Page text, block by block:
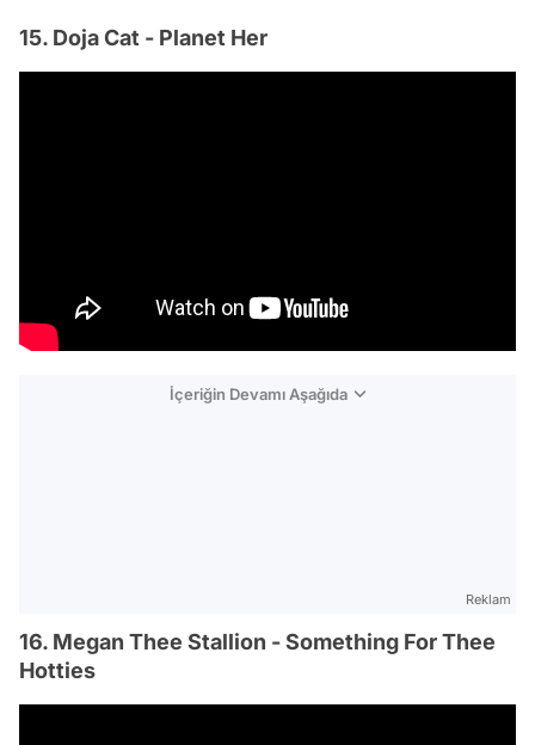
15. Doja Cat - Planet Her
İçeriğin Devamı Aşağıda
Reklam
16. Megan Thee Stallion - Something For Thee
Hotties